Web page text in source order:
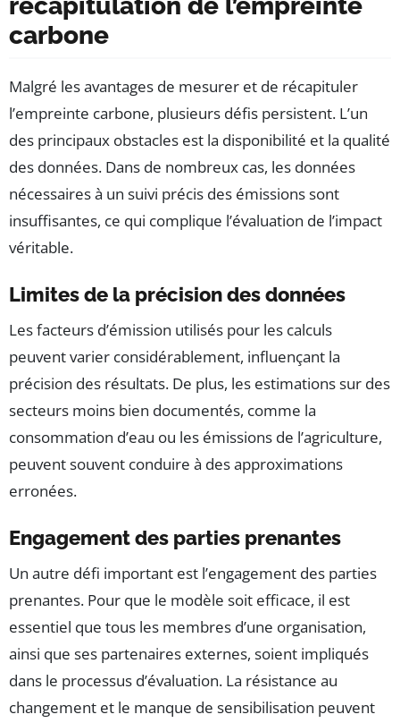
récapitulation de l’empreinte
carbone
Malgré les avantages de mesurer et de récapituler
l’empreinte carbone, plusieurs défis persistent. L’un
des principaux obstacles est la disponibilité et la qualité
des données. Dans de nombreux cas, les données
nécessaires à un suivi précis des émissions sont
insuffisantes, ce qui complique l’évaluation de l’impact
véritable.
Limites de la précision des données
Les facteurs d’émission utilisés pour les calculs
peuvent varier considérablement, influençant la
précision des résultats. De plus, les estimations sur des
secteurs moins bien documentés, comme la
consommation d’eau ou les émissions de l’agriculture,
peuvent souvent conduire à des approximations
erronées.
Engagement des parties prenantes
Un autre défi important est l’engagement des parties
prenantes. Pour que le modèle soit efficace, il est
essentiel que tous les membres d’une organisation,
ainsi que ses partenaires externes, soient impliqués
dans le processus d’évaluation. La résistance au
changement et le manque de sensibilisation peuvent